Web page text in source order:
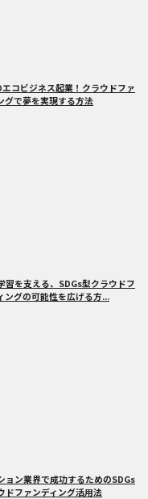
エコビジネス起業！クラウドファ
グで夢を実現する方法
習を支える、SDGs型クラウドフ
ングの可能性を広げる方...
ョン業界で成功するためのSDGs
ドファンディング活用法